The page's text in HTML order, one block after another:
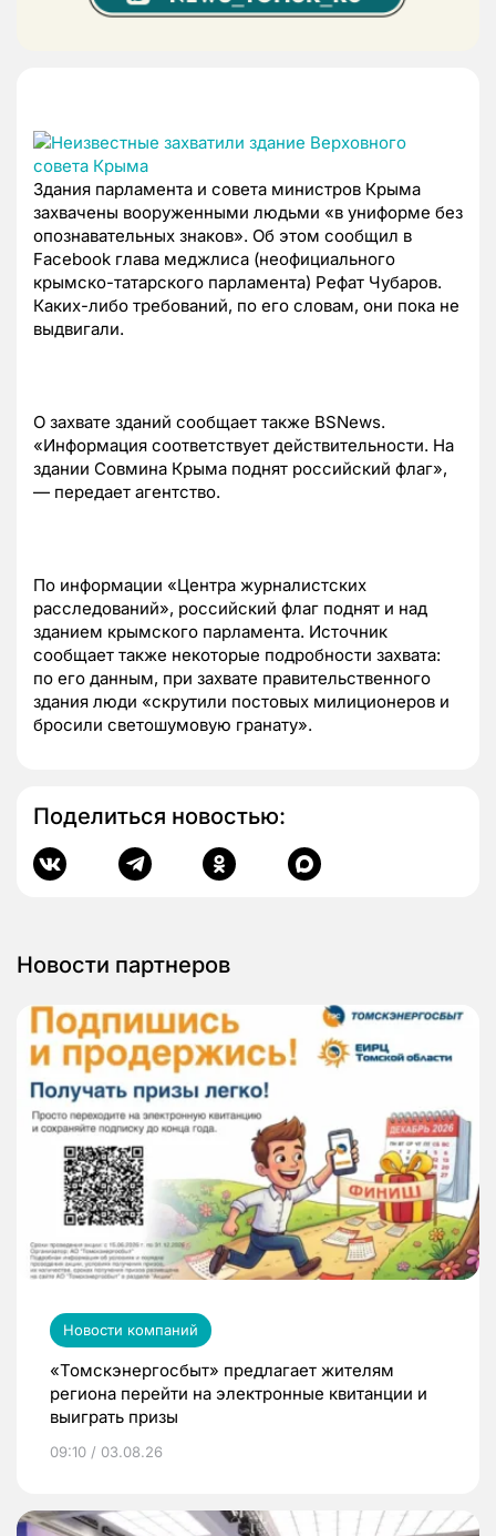
Здания парламента и совета министров Крыма
захвачены вооруженными людьми «в униформе без
опознавательных знаков». Об этом сообщил в
Facebook глава меджлиса (неофициального
крымско-татарского парламента) Рефат Чубаров.
Каких-либо требований, по его словам, они пока не
выдвигали.
О захвате зданий сообщает также BSNews.
«Информация соответствует действительности. На
здании Совмина Крыма поднят российский флаг»,
— передает агентство.
По информации «Центра журналистских
расследований», российский флаг поднят и над
зданием крымского парламента. Источник
сообщает также некоторые подробности захвата:
по его данным, при захвате правительственного
здания люди «скрутили постовых милиционеров и
бросили светошумовую гранату».
Поделиться новостью:
Новости партнеров
Новости компаний
«Томскэнергосбыт» предлагает жителям
региона перейти на электронные квитанции и
выиграть призы
09:10 / 03.08.26